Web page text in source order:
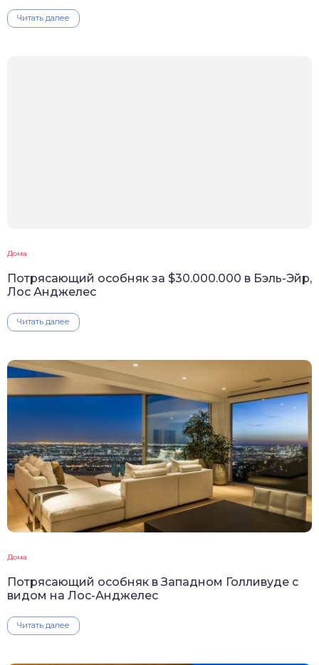
Читать далее
Дома
Потрясающий особняк за $30.000.000 в Бэль-Эйр,
Лос Анджелес
Читать далее
Дома
Потрясающий особняк в Западном Голливуде с
видом на Лос-Анджелес
Читать далее